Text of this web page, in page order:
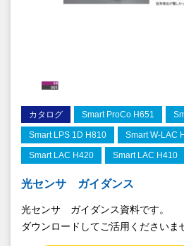
カタログ Smart ProCo H651
Smart LPS 1D H810 Smart W-LAC
Smart LAC H420 Smart LAC H410
光センサ ガイダンス
光センサ ガイダンス資料です。
ダウンロードしてご活用くださいま